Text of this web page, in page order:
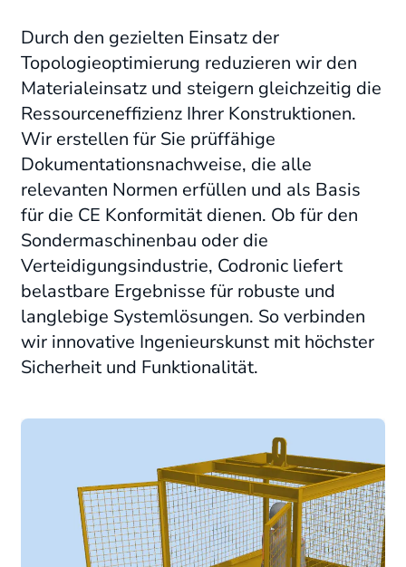
Durch den gezielten Einsatz der
Topologieoptimierung reduzieren wir den
Materialeinsatz und steigern gleichzeitig die
Ressourceneffizienz Ihrer Konstruktionen.
Wir erstellen für Sie prüffähige
Dokumentationsnachweise, die alle
relevanten Normen erfüllen und als Basis
für die CE Konformität dienen. Ob für den
Sondermaschinenbau oder die
Verteidigungsindustrie, Codronic liefert
belastbare Ergebnisse für robuste und
langlebige Systemlösungen. So verbinden
wir innovative Ingenieurskunst mit höchster
Sicherheit und Funktionalität.